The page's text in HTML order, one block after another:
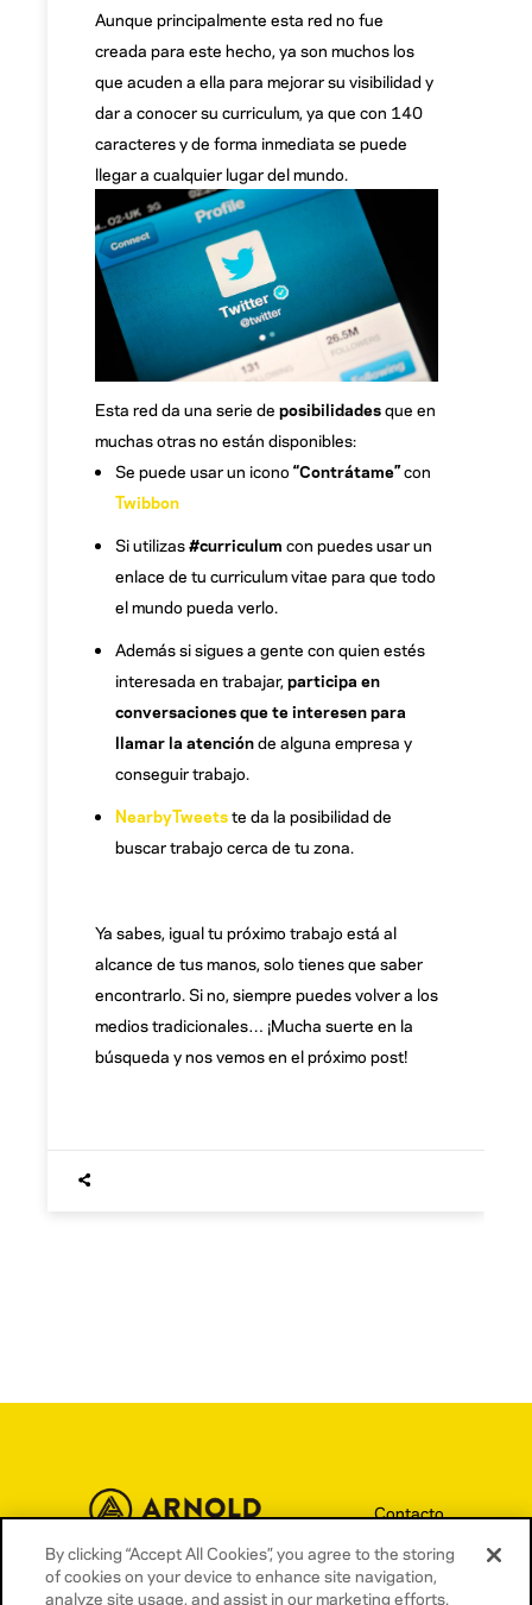
Aunque principalmente esta red no fue
creada para este hecho, ya son muchos los
que acuden a ella para mejorar su visibilidad y
dar a conocer su curriculum, ya que con 140
caracteres y de forma inmediata se puede
llegar a cualquier lugar del mundo.
Esta red da una serie de posibilidadesque en
muchas otras no están disponibles:
Se puede usar un icono “Contrátame”con
Twibbon
Si utilizas#curriculum con puedes usar un
enlace de tu curriculum vitae para que todo
el mundo pueda verlo.
Además si sigues a gente con quien estés
interesada en trabajar,participa en
conversaciones que te interesen para
llamar la atenciónde alguna empresa y
conseguir trabajo.
NearbyTweetste da la posibilidad de
buscar trabajo cerca de tu zona.
Ya sabes, igual tu próximo trabajo está al
alcance de tus manos, solo tienes que saber
encontrarlo. Si no, siempre puedes volver a los
medios tradicionales… ¡Mucha suerte en la
búsqueda y nos vemos en el próximo post!
Contacto
Términos y condiciones
Política de privacidad
By clicking “Accept All Cookies”, you agree to the storing
of cookies on your device to enhance site navigation,
analyze site usage, and assist in our marketing efforts.